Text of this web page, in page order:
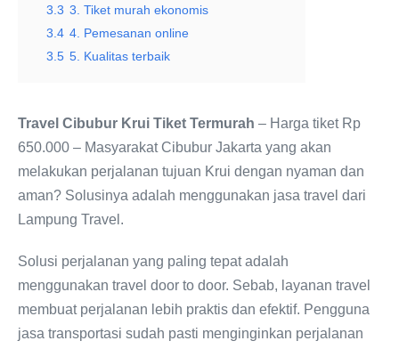
3.3 3. Tiket murah ekonomis
3.4 4. Pemesanan online
3.5 5. Kualitas terbaik
Travel Cibubur Krui Tiket Termurah – Harga tiket Rp
650.000 – Masyarakat Cibubur Jakarta yang akan
melakukan perjalanan tujuan Krui dengan nyaman dan
aman? Solusinya adalah menggunakan jasa travel dari
Lampung Travel.
Solusi perjalanan yang paling tepat adalah
menggunakan travel door to door. Sebab, layanan travel
membuat perjalanan lebih praktis dan efektif. Pengguna
jasa transportasi sudah pasti menginginkan perjalanan